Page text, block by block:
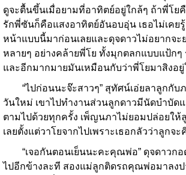
ดูจะตื้นขึ้นเมื่อยามที่อาทิตย์อยู่ใกล้ๆ ถ้าพี่โย
รักพี่ซันก็คือแสงอาทิตย์อันอบอุ่น เธอไม่เคย
หน้าแบบนี้มาก่อนเลยและดุจดาวไม่อยากจ
หลายๆ อย่างคล้ายพี่โย ทั้งมุกตลกแบบแป้กๆ
และอีกมากมายมันเหมือนกับว่าพี่โยมาสิงอ
“ไปก่อนนะจ๊ะสาวๆ” สุทัศน์เอ่ยลาลูกกับภ
วันใหม่ เขาไปทำงานส่วนลูกดาวมีนัดบำบัด
ตามไปด้วยทุกครั้ง เพ็ญนภาไม่ยอมปล่อยให้
เลยตั้งแต่วาโยจากไปเพราะเธอกลัวว่าลูกจ
“เจอกันตอนเย็นนะคะคุณพ่อ” ดุจดาวกอ
ไปอีกข้างละที สองแม่ลูกติดรถคุณพ่อมาลง